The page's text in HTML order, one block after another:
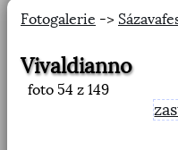
Fotogalerie ->
Vivaldianno
foto 54 z 149